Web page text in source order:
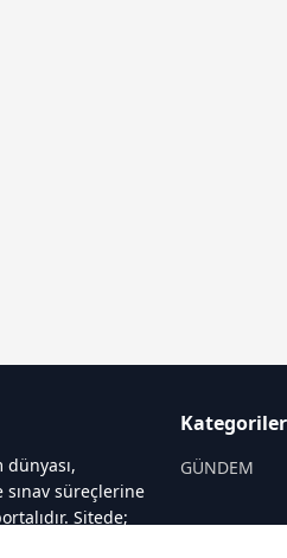
süreçlerine
Sitede;
Kategoriler
GÜNDEM